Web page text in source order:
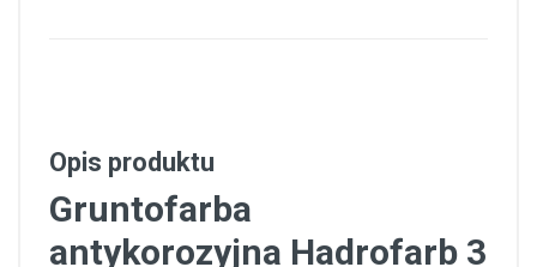
Opis produktu
Gruntofarba
antykorozyjna Hadrofarb 3